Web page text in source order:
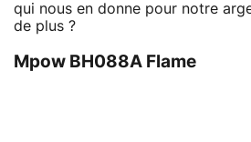
qui nous en donne pour notre
de plus ?
Mpow BH088A Flame